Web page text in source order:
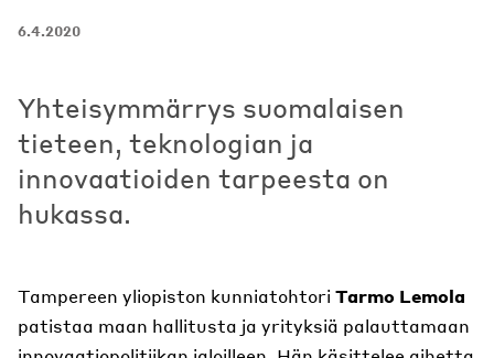
6.4.2020
Yhteisymmärrys suomalaisen
tieteen, teknologian ja
innovaatioiden tarpeesta on
hukassa.
Tampereen yliopiston kunniatohtori Tarmo Lemola
patistaa maan hallitusta ja yrityksiä palauttamaan